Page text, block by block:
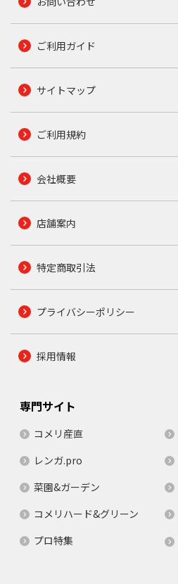
ご利用ガイド
サイトマップ
ご利用規約
会社概要
店舗案内
特定商取引法
プライバシーポリシー
採用情報
専門サイト
コメリ産直
レンガ.pro
菜園&ガーデン
コメリハード&グリーン
プロ特集